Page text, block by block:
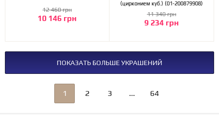
10 146 грн
12 460 грн
(цирконием куб.) (01-200879908)
9 234 грн
11 340 грн
ПОКАЗАТЬ БОЛЬШЕ УКРАШЕНИЙ
1 2 3 ... 64